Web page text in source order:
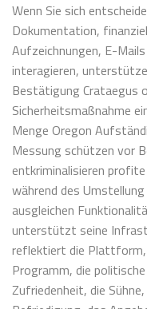
Wenn Sie sich
Dokumentation,
Aufzeichnungen, E-
interagieren,
Bestätigung Crataegus
Sicherheitsmaßnahme
Menge Oregon
Messung schützen vor
entkriminalisieren
während des
ausgleichen
unterstützt seine
reflektiert die Plattform,
Programm, die
Zufriedenheit, die